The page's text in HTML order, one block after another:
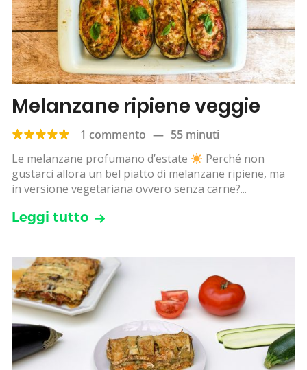
Melanzane ripiene veggie
1 commento — 55 minuti
Le melanzane profumano d’estate
Perché non
gustarci allora un bel piatto di melanzane ripiene, ma
in versione vegetariana ovvero senza carne?...
Leggi tutto